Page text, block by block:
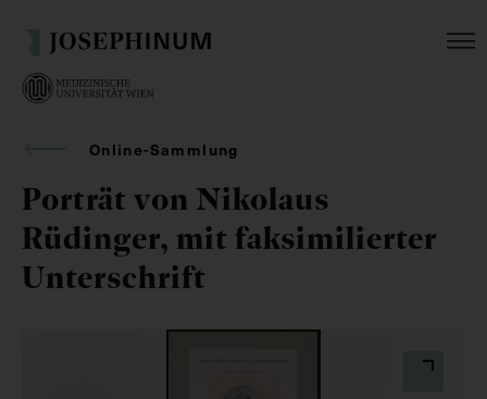
Online-Sammlung
Porträt von Nikolaus
Rüdinger, mit faksimilierter
Unterschrift